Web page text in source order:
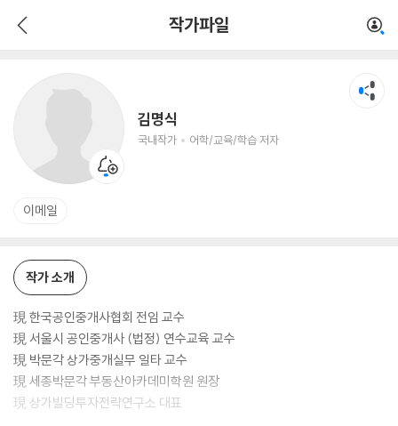
작가파일
김명식
국내작가 어학/교육/학습 저자
어학/교육/학습 저자
이메일
작가 소개
現 한국공인중개사협회 전임 교수
現 서울시 공인중개사 (법정) 연수교육 교수
現 박문각 상가중개실무 일타 교수
現 세종박문각 부동산아카데미학원 원장
現 상가빌딩투자전략연구소 대표